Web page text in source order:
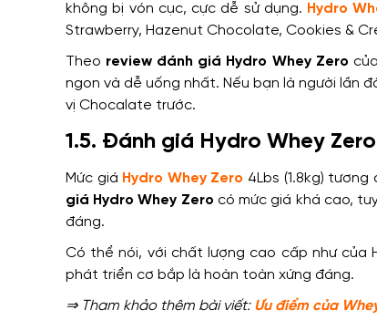
không bị vón cục, cực dễ sử dụng. Hydro
Strawberry, Hazenut Chocolate, Cookies &
Theo review đánh giá Hydro Whey Zero
ngon và dễ uống nhất. Nếu bạn là người lần
vị Chocalate trước.
1.5. Đánh giá Hydro Whey
Mức giá Hydro Whey Zero 4Lbs (1.8kg)
giá Hydro Whey Zero có mức giá khá cao,
đáng.
Có thể nói, với chất lượng cao cấp như của
phát triển cơ bắp là hoàn toàn xứng đáng.
⇒ Tham khảo thêm bài viết: Ưu điểm của